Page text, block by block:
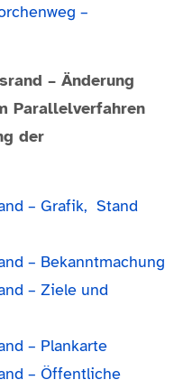
–
– Änderung
Parallelverfahren
der
– Grafik, Stand
– Bekanntmachung
– Ziele und
– Plankarte
– Öffentliche